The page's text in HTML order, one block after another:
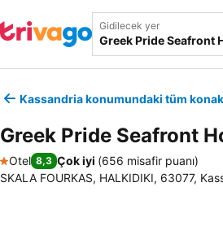
Gidilecek yer
Kassandria konumundaki tüm
Greek Pride Seafront
1 Yıldız
Otel 8,3 Çok iyi (656 misafir puanı)
SKALA FOURKAS, HALKIDIKI, 63077,